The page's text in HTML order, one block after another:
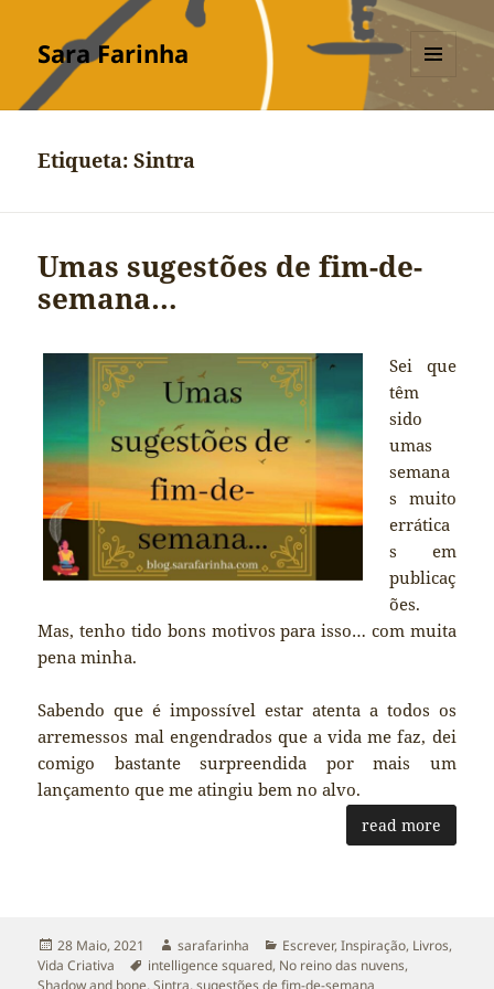
Sara Farinha
MENU
Etiqueta:Sintra
Umas sugestões de fim-de-
semana…
Sei que
têm
sido
umas
semana
s muito
errática
s em
publicaç
ões.
Mas, tenho tido bons motivos para isso… com muita
pena minha.
Sabendo que é impossível estar atenta a todos os
arremessos mal engendrados que a vida me faz, dei
comigo bastante surpreendida por mais um
lançamento que me atingiu bem no alvo.
read more
Publicado
a
28 Maio, 2021 Autor
sarafarinha Categorias
Escrever,Inspiração, Livros,
Vida Criativa
Etiquetas
intelligence squared, No reino das nuvens,
Shadow and bone,Sintra,sugestões de fim-de-semana